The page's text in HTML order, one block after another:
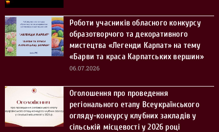
Роботи учасників обласного конкурсу
образотворчого та декоративного
мистецтва «Легенди Карпат» на тему
«Барви та краса Карпатських вершин»
06.07.2026
Оголошення про проведення
регіонального етапу Всеукраїнського
огляду-конкурсу клубних закладів у
сільській місцевості у 2026 році